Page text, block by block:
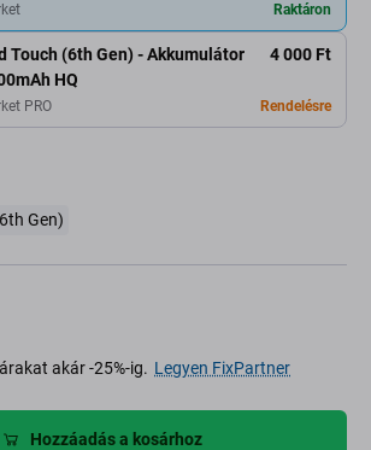
Raktáron
Touch (6th Gen) - Akkumulátor
HQ
4 000 Ft
PRO Rendelésre
Gen)
akár -25%-ig. Legyen FixPartner
Hozzáadás a kosárhoz